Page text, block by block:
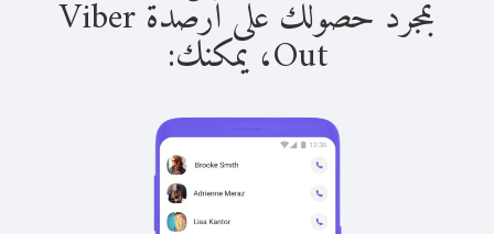
بمجرد حصولك على أرصدة Viber
Out، يمكنك: